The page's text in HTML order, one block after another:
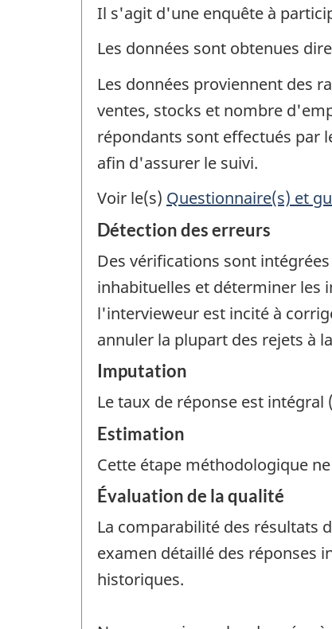
Il s'agit d'une enquête à
Les données sont obtenues
Les données proviennent des
ventes, stocks et nombre
répondants sont effectués par
afin d'assurer le suivi.
Voir le(s) Questionnaire(s) et
Détection des erreurs
Des vérifications sont
inhabituelles et déterminer les
l'intervieweur est incité à
annuler la plupart des rejets à
Imputation
Le taux de réponse est
Estimation
Cette étape méthodologique
Évaluation de la qualité
La comparabilité des résultats
examen détaillé des réponses
historiques.